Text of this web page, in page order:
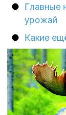
Главные
урожай
Какие